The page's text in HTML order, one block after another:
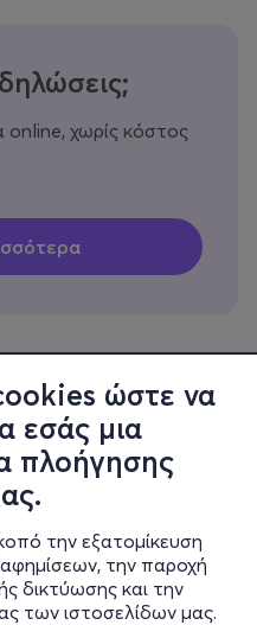
ώστε να
εσάς μια
πλοήγησης
την εξατομίκευση
την παροχή
δικτύωσης και την
των ιστοσελίδων μας.
online, χωρίς κόστος